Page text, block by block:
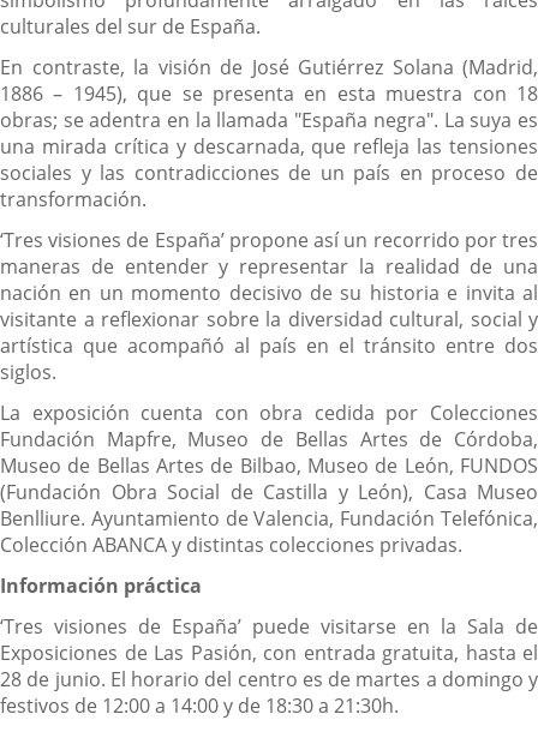
culturales del sur de España.
En contraste, la visión de José Gutiérrez Solana (Madrid,
1886 – 1945), que se presenta en esta muestra con 18
obras; se adentra en la llamada "España negra". La suya es
una mirada crítica y descarnada, que refleja las tensiones
sociales y las contradicciones de un país en proceso de
transformación.
‘Tres visiones de España’ propone así un recorrido por tres
maneras de entender y representar la realidad de una
nación en un momento decisivo de su historia e invita al
visitante a reflexionar sobre la diversidad cultural, social y
artística que acompañó al país en el tránsito entre dos
siglos.
La exposición cuenta con obra cedida por Colecciones
Fundación Mapfre, Museo de Bellas Artes de Córdoba,
Museo de Bellas Artes de Bilbao, Museo de León, FUNDOS
(Fundación Obra Social de Castilla y León), Casa Museo
Benlliure. Ayuntamiento de Valencia, Fundación Telefónica,
Colección ABANCA y distintas colecciones privadas.
Información práctica
‘Tres visiones de España’ puede visitarse en la Sala de
Exposiciones de Las Pasión, con entrada gratuita, hasta el
28 de junio. El horario del centro es de martes a domingo y
festivos de 12:00 a 14:00 y de 18:30 a 21:30h.